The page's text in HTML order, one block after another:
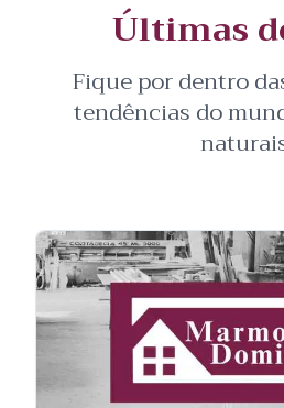
Últimas
Fique por dentro
tendências do